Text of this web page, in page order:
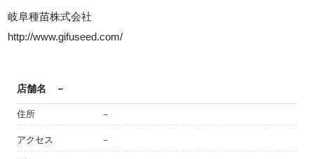
岐阜種苗株式会社
http://www.gifuseed.com/
店舗名 －
住所 －
アクセス －